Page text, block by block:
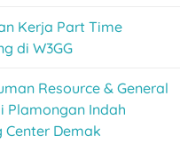
Kerja Part Time
di W3GG
Resource & General
Plamongan Indah
Center Demak